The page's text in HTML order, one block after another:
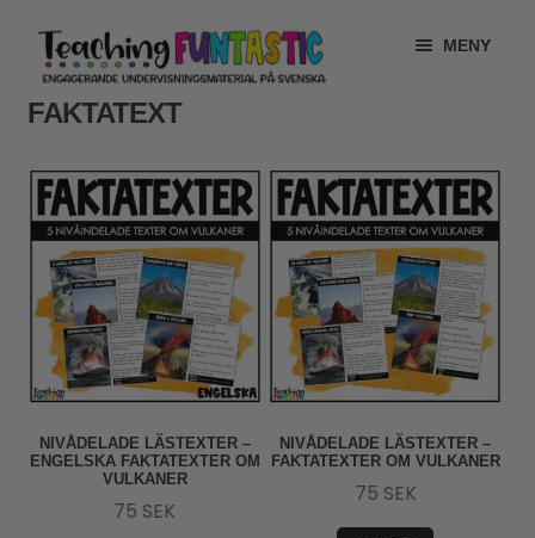
Hoppa
till
navigering
Gå
till
innehåll
MENY
INFO
MITT KONTO
GRATISMATERIAL
EXPANDERA
UNDERMENY
BUTIK
LICENSER
EXPANDERA
UNDERMENY
TIPSHÖRNAN
FAKTATEXT
NIVÅDELADE LÄSTEXTER –
ENGELSKA FAKTATEXTER OM
VULKANER
75 SEK
NIVÅDELADE LÄSTEXTER –
FAKTATEXTER OM VULKANER
75 SEK